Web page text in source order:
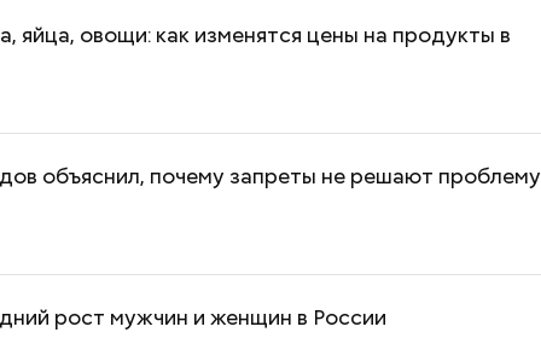
яйца, овощи: как изменятся цены на продукты в
объяснил, почему запреты не решают проблему
рост мужчин и женщин в России